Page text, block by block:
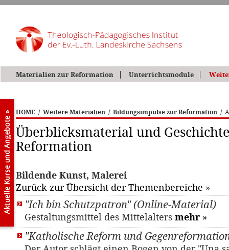
Materialien zur Reformation Unterrichtsmodule
HOME / Weitere Materialien / Bildungsimpulse zur Reformation /
Überblicksmaterial und
Reformation
Bildende Kunst, Malerei
Zurück zur Übersicht der Themenbereiche »
"Ich bin Schutzpatron" (Online-Material)
Gestaltungsmittel des Mittelalters mehr »
"Katholische Reform und